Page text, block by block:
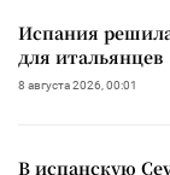
Испания
для итальянцев
8 августа 2026, 00:01
В испанскую